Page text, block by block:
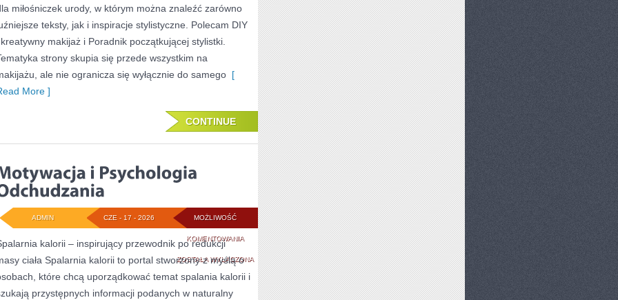
miłośniczek urody, w którym można znaleźć zarówno
teksty, jak i inspiracje stylistyczne. Polecam DIY
makijaż i Poradnik początkującej stylistki.
strony skupia się przede wszystkim na
ale nie ogranicza się wyłącznie do samego [
More ]
CONTINUE
MOŻLIWOŚĆ
KOMENTOWANIAMOTYWACJA
I
PSYCHOLOGIA
ZOSTAŁA WYŁĄCZONA
CZE - 17 - 2026
ADMIN
kalorii – inspirujący przewodnik po redukcji
ciała Spalarnia kalorii to portal stworzony z myślą o
które chcą uporządkować temat spalania kalorii i
przystępnych informacji podanych w naturalny